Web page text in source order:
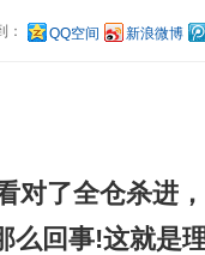
： QQ空间 新浪微博
对了全仓杀进
么回事!这就是